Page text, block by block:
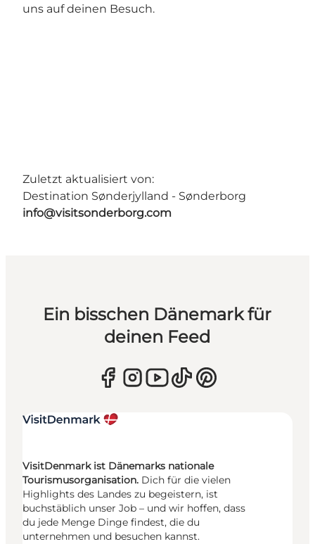
uns auf deinen Besuch.
Zuletzt aktualisiert von:
Destination Sønderjylland - Sønderborg
info@visitsonderborg.com
Ein bisschen Dänemark für
deinen Feed
VisitDenmark ist Dänemarks nationale
Tourismusorganisation. Dich für die vielen
Highlights des Landes zu begeistern, ist
buchstäblich unser Job – und wir hoffen, dass
du jede Menge Dinge findest, die du
unternehmen und besuchen kannst.